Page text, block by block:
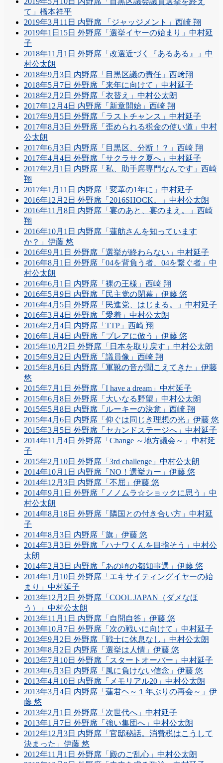
て」橋本祥平
2019年3月11日 内野席 「ジャッジメント」西崎 翔
2019年1日15日 外野席「選挙イヤーの始まり」中村延
子
2018年11月1日 外野席「改選近づく『あるある』」中
村公太朗
2018年9月3日 内野席「目黒区議の責任」西﨑翔
2018年5月7日 外野席「来年に向けて」中村延子
2018年2月2日 外野席「衣替え」中村公太朗
2017年12月4日 内野席「新章開始」西崎 翔
2017年9月5日 外野席「ラストチャンス」中村延子
2017年8月3日 外野席「歪められる税金の使い道」中村
公太朗
2017年6月3日 内野席「目黒区、分断！？」西崎 翔
2017年4月4日 外野席「サクラサク夏へ」中村延子
2017年2月1日 内野席「私、助手席専門なんです」西崎
翔
2017年1月11日 内野席「変革の1年に」中村延子
2016年12月2日 外野席「2016SHOCK。」中村公太朗
2016年11月8日 内野席「宴のあと、宴のまえ。」西崎
翔
2016年10月1日 内野席「蓮舫さんを知っています
か？」伊藤 悠
2016年9月1日 外野席「選挙が終わらない」中村延子
2016年8月1日 外野席「04を背負う者、04を繋ぐ者」中
村公太朗
2016年6月1日 内野席「裸の王様」西崎 翔
2016年5月9日 内野席「民主党の閉幕」伊藤 悠
2016年4月5日 外野席「民進党、はじまる。」中村延子
2016年3月4日 外野席「愛着」中村公太朗
2016年2月4日 内野席「TTP」西崎 翔
2016年1月4日 内野席「ブレアに倣う」伊藤 悠
2015年10月2日 外野席「日本を取り戻す」中村公太朗
2015年9月2日 内野席「議員像」西崎 翔
2015年8月6日 内野席「軍靴の音が聞こえてきた」伊藤
悠
2015年7月1日 外野席「I have a dream」中村延子
2015年6月8日 外野席「大いなる野望」中村公太朗
2015年5月8日 内野席「ルーキーの決意」西崎 翔
2015年4月6日 内野席「仰ぐは同じき理想の光」伊藤 悠
2015年3月5日 外野席「セカンドステージへ」中村延子
2014年11月4日 外野席「Change ～地方議会～」中村延
子
2015年2月10日 外野席「3rd challenge」中村公太朗
2014年10月1日 内野席「NO！選挙カー」伊藤 悠
2014年12月3日 内野席「不屈」伊藤 悠
2014年9月1日 外野席「ノノムラ☆ショックに思う」中
村公太朗
2014年8月18日 外野席「隣国との付き合い方」中村延
子
2014年8月3日 内野席「旗」伊藤 悠
2014年3月3日 外野席「ハナワくんを目指そう」中村公
太朗
2014年2月3日 内野席「あの頃の都知事選」伊藤 悠
2014年1月10日 外野席「エキサイティングイヤーの始
まり」中村延子
2013年12月2日 外野席「COOL JAPAN（ダメなほ
う）」中村公太朗
2013年11月1日 内野席「自問自答」伊藤 悠
2013年10月7日 外野席「次の戦いに向けて」中村延子
2013年9月2日 外野席「戦士に休息なし」中村公太朗
2013年8月2日 内野席「選挙は人情」伊藤 悠
2013年7月10日 外野席「スタートオーバー」中村延子
2013年6月3日 内野席「風に負けない信念」伊藤 悠
2013年4月10日 内野席「メモリアル20」中村公太朗
2013年3月4日 内野席「蓮君ヘ～１年ぶりの再会～」伊
藤 悠
2013年2月1日 外野席「次世代へ」中村延子
2013年1月7日 外野席「強い集団へ」中村公太朗
2012年12月3日 内野席「官邸秘話。消費税はこうして
決まった」伊藤 悠
2012年11月1日 外野席「殿のご乱心」中村公太朗